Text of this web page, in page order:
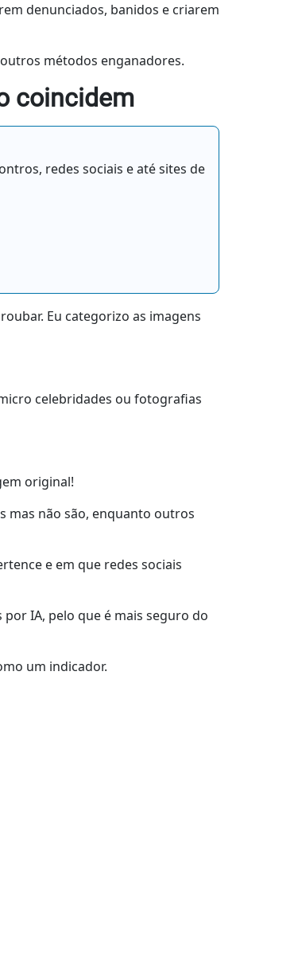
denunciados, banidos e criarem
métodos enganadores.
coincidem
redes sociais e até sites de
Eu categorizo as imagens
celebridades ou fotografias
original!
mas não são, enquanto outros
e em que redes sociais
IA, pelo que é mais seguro do
um indicador.